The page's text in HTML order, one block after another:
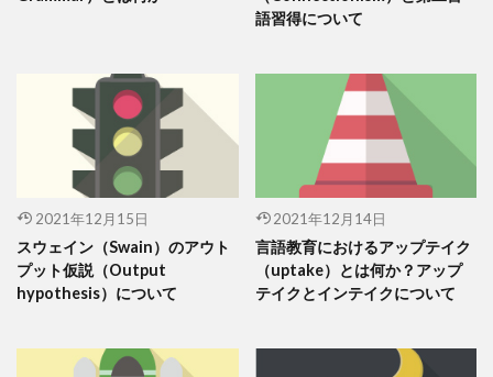
語習得について
2021年12月15日
スウェイン（Swain）のアウト
プット仮説（Output
hypothesis）について
2021年12月14日
言語教育におけるアップテイク
（uptake）とは何か？アップ
テイクとインテイクについて